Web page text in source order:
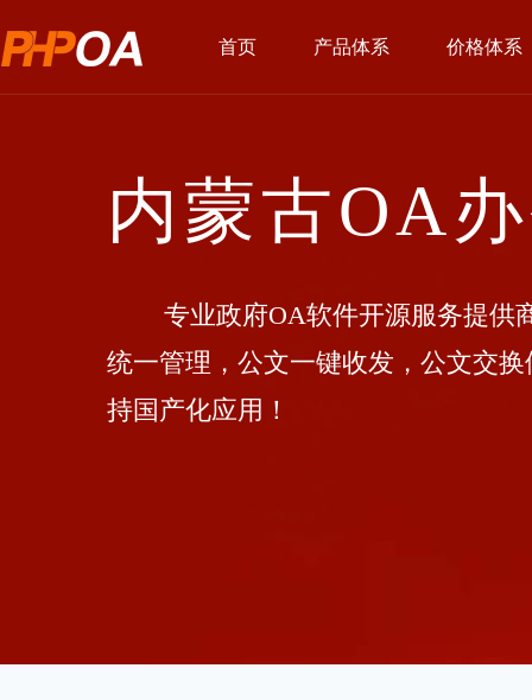
首页 产品体系 价格体系
内蒙古OA
专业政府OA软件开源服务提供商
统一管理，公文一键收发，公文交
持国产化应用！